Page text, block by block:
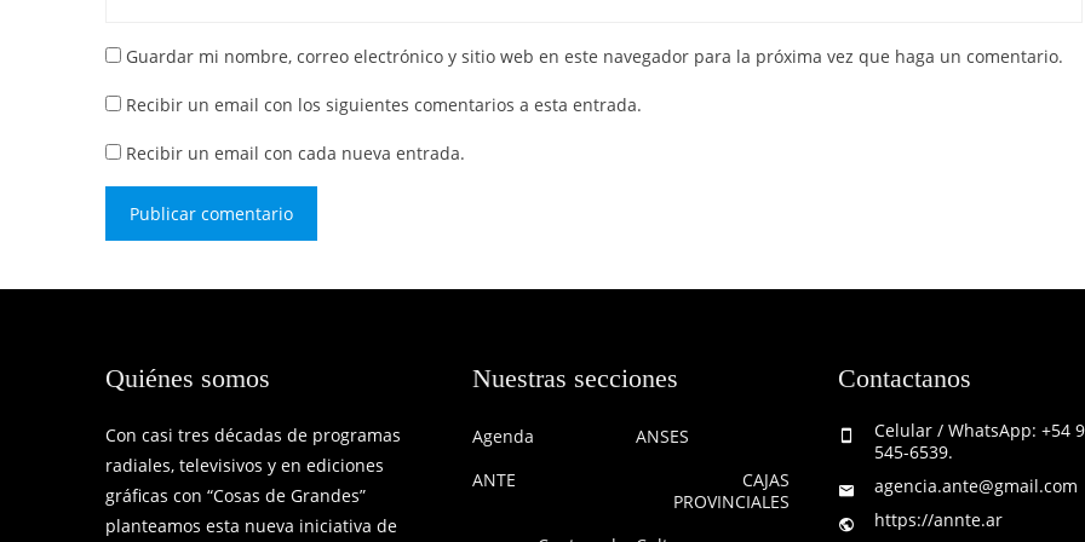
Guardar mi nombre, correo electrónico y sitio web en este navegador para la próxima vez que haga un comentario.
Recibir un email con los siguientes comentarios a esta entrada.
Recibir un email con cada nueva entrada.
Quiénes somos
Con casi tres décadas de programas
radiales, televisivos y en ediciones
gráficas con “Cosas de Grandes”
planteamos esta nueva iniciativa de
Nuestras secciones
Agenda
ANSES
ANTE
CAJAS
PROVINCIALES
Contactanos
Celular / WhatsApp: +54
545-6539.
agencia.ante@gmail.com
https://annte.ar